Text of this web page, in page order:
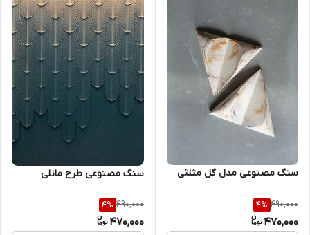
سنگ مصنوعی مدل گل مثلثی
490,000
4%
470,000
سنگ مصنوعی طرح مانلی
490,000
4%
470,000